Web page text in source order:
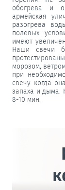
обогрева и
армейская
разогрева
полевых
имеют
Наши свечи
морозом,
при
свечу когда
запаха и дыма.
8-10 мин.